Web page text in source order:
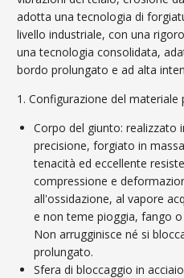
adotta una tecnologia di
livello industriale, con una
una tecnologia consolidata,
bordo prolungato e ad alta
1. Configurazione del materiale
Corpo del giunto: realizzato
precisione, forgiato in
tenacità ed eccellente
compressione e
all'ossidazione, al vapore
e non teme pioggia, fango
Non arrugginisce né si
prolungato.
Sfera di bloccaggio in